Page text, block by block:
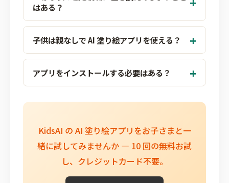
はある？
子供は親なしで AI 塗り絵アプリを使える？
アプリをインストールする必要はある？
KidsAI の AI 塗り絵アプリをお子さまと一
緒に試してみませんか — 10 回の無料お試
し、クレジットカード不要。